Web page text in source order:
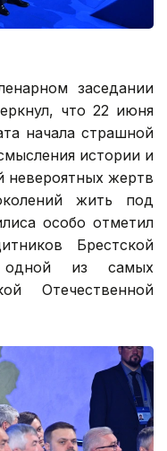
заседании
что 22 июня
начала страшной
истории и
невероятных жертв
жить под
особо отметил
Брестской
из самых
Отечественной